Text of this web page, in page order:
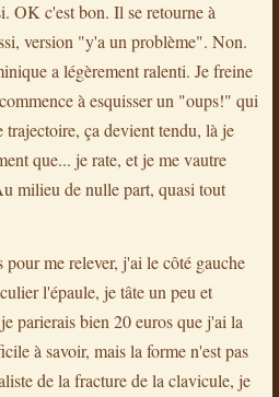
OK c'est bon. Il se retourne à
version "y'a un problème". Non.
a légèrement ralenti. Je freine
à esquisser un "oups!" qui
trajectoire, ça devient tendu, là je
que... je rate, et je me vautre
milieu de nulle part, quasi tout
pour me relever, j'ai le côté gauche
l'épaule, je tâte un peu et
parierais bien 20 euros que j'ai la
à savoir, mais la forme n'est pas
de la fracture de la clavicule, je